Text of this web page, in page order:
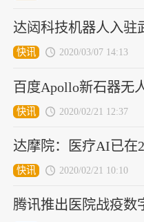
达闼科技机器人入驻
快讯 2020/03/07 14:13
百度Apollo新石器无
快讯 2020/02/21 12:37
达摩院：医疗AI已在
快讯 2020/02/21 10:10
腾讯推出医院战疫数